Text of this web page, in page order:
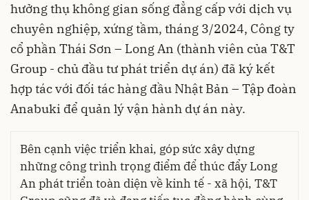
hưởng thụ không gian sống đẳng cấp với dịch vụ
chuyên nghiệp, xứng tầm, tháng 3/2024, Công ty
cổ phần Thái Sơn – Long An (thành viên của T&T
Group - chủ đầu tư phát triển dự án) đã ký kết
hợp tác với đối tác hàng đầu Nhật Bản – Tập đoàn
Anabuki để quản lý vận hành dự án này.
Bên cạnh việc triển khai, góp sức xây dựng
những công trình trọng điểm để thúc đẩy Long
An phát triển toàn diện về kinh tế - xã hội, T&T